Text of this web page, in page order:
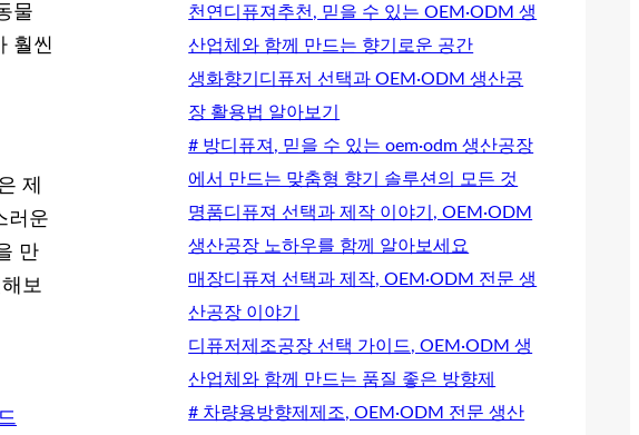
물
훨씬
제
러운
만
보
천연디퓨져추천, 믿을 수 있는 OEM·ODM 생
산업체와 함께 만드는 향기로운 공간
생화향기디퓨저 선택과 OEM·ODM 생산공
장 활용법 알아보기
# 방디퓨져, 믿을 수 있는 oem·odm 생산공장
에서 만드는 맞춤형 향기 솔루션의 모든 것
명품디퓨져 선택과 제작 이야기, OEM·ODM
생산공장 노하우를 함께 알아보세요
매장디퓨져 선택과 제작, OEM·ODM 전문 생
산공장 이야기
디퓨저제조공장 선택 가이드, OEM·ODM 생
산업체와 함께 만드는 품질 좋은 방향제
# 차량용방향제제조, OEM·ODM 전문 생산